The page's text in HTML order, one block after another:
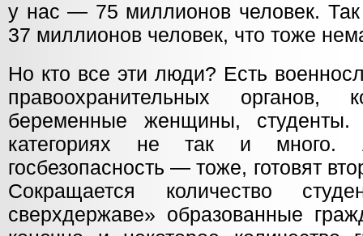
у нас — 75 миллионов человек. Так
37 миллионов человек, что тоже
Но кто все эти люди? Есть
правоохранительных
беременные женщины,
категориях не так и много.
госбезопасность — тоже, готовят
Сокращается количество
сверхдержаве» образованные